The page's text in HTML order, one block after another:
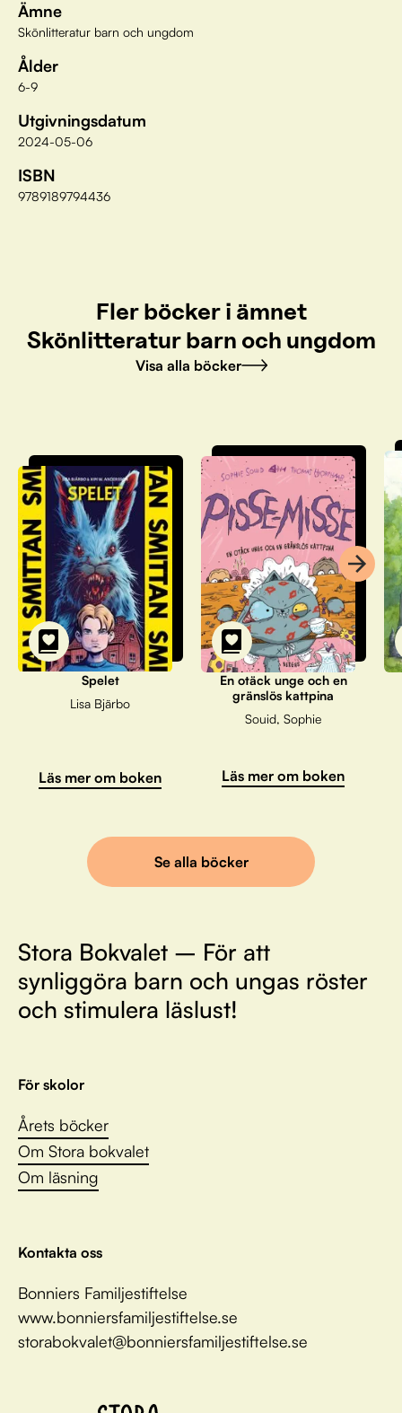
Ämne
Skönlitteratur barn och ungdom
Ålder
6-9
Utgivningsdatum
2024-05-06
ISBN
9789189794436
Fler böcker i ämnet
Skönlitteratur barn och ungdom
Visa alla böcker
Spelet
Lisa Bjärbo
Läs mer om boken
En otäck unge och en
gränslös kattpina
Souid, Sophie
Läs mer om boken
Se alla böcker
Stora Bokvalet – För att
synliggöra barn och ungas röster
och stimulera läslust!
För skolor
Årets böcker
Om Stora bokvalet
Om läsning
Kontakta oss
Bonniers Familjestiftelse
www.bonniersfamiljestiftelse.se
storabokvalet@bonniersfamiljestiftelse.se